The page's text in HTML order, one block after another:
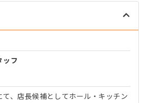
ッフ
、店長候補としてホール・キッチン